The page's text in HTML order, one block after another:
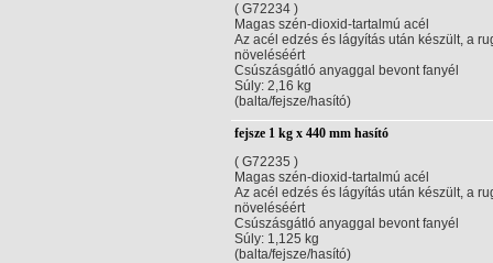
( G72234 )
Magas szén-dioxid-tartalmú acél
Az acél edzés és lágyítás után készült, a
növeléséért
Csúszásgátló anyaggal bevont fanyél
Súly: 2,16 kg
(balta/fejsze/hasító)
fejsze 1 kg x 440 mm hasító
( G72235 )
Magas szén-dioxid-tartalmú acél
Az acél edzés és lágyítás után készült, a
növeléséért
Csúszásgátló anyaggal bevont fanyél
Súly: 1,125 kg
(balta/fejsze/hasító)